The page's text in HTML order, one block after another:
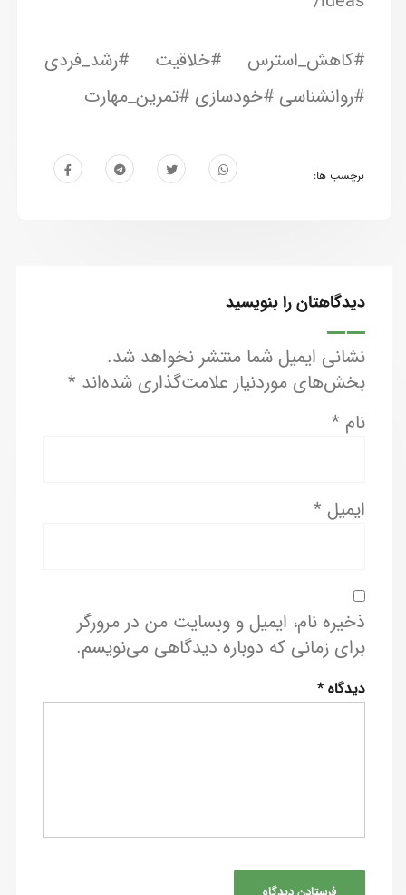
#کاهش_استرس #خلاقیت #رشد_فردی
#روانشناسی #خودسازی #تمرین_مهارت
برچسب ها:
دیدگاهتان را بنویسید
نشانی ایمیل شما منتشر نخواهد شد.
بخش‌های موردنیاز علامت‌گذاری شده‌اند *
نام *
ایمیل *
ذخیره نام، ایمیل و وبسایت من در مرورگر
برای زمانی که دوباره دیدگاهی می‌نویسم.
دیدگاه*